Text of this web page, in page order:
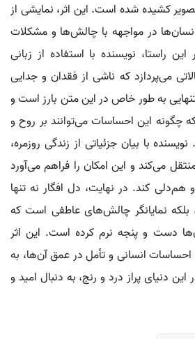
کشیده شده است. این اثر، نمایشی از
در مواجهه با چالش‌ها و مشکلات
راستا، نویسنده با استفاده از زبانی
می‌پردازد که ناشی از فقدان و جدایی
به طور خاص در این متن بارز است و
این احساسات می‌توانند بر روح و
نویسنده با بیان جزئیاتی از زندگی روزمره،
می‌کند و این امکان را فراهم می‌آورد
هم‌دلی کند. در نهایت، دل افگار نه تنها
نمایانگر چالش‌های عاطفی است که
دست و پنجه نرم کرده است. این اثر
انسانی و تأمل در عمق آن‌ها، به
دنیای پراز درد و رنج، به دنبال امید و